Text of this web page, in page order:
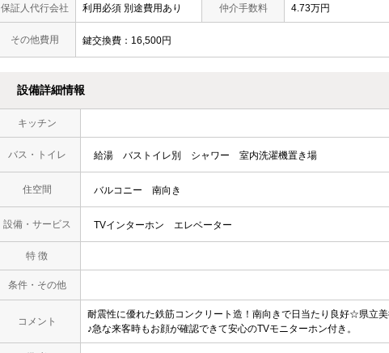
保証人代行会社 利用必須 別途費用あり 仲介手数料 4.73万円
その他費用 鍵交換費：16,500円
設備詳細情報
キッチン
バス・トイレ 給湯 バストイレ別 シャワー 室内洗濯機置き場
住空間 バルコニー 南向き
設備・サービス TVインターホン エレベーター
特 徴
条件・その他
コメント
耐震性に優れた鉄筋コンクリート造！南向きで日当たり良好☆県立
♪急な来客時もお顔が確認できて安心のTVモニターホン付き。